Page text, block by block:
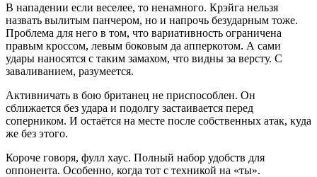
В нападении если веселее, то ненамного. Крэйга нельзя
назвать вылитым панчером, но и напрочь безударным тоже.
Проблема для него в том, что вариативность ограничена
правым кроссом, левым боковым да апперкотом. А сами
удары наносятся с таким замахом, что видны за версту. С
заваливанием, разумеется.
Активничать в бою британец не приспособлен. Он
сближается без удара и подолгу застаивается перед
соперником. И остаётся на месте после собственных атак, куда
же без этого.
Короче говоря, фулл хаус. Полный набор удобств для
оппонента. Особенно, когда тот с техникой на «ты».